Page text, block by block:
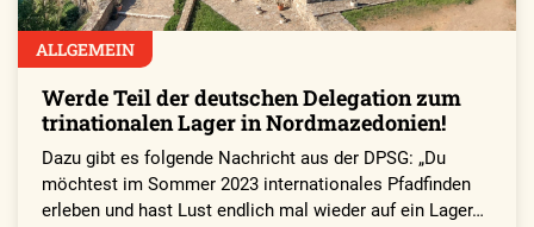
ALLGEMEIN
Werde Teil der deutschen Delegation zum
trinationalen Lager in Nordmazedonien!
Dazu gibt es folgende Nachricht aus der DPSG: „Du
möchtest im Sommer 2023 internationales Pfadfinden
erleben und hast Lust endlich mal wieder auf ein Lager…